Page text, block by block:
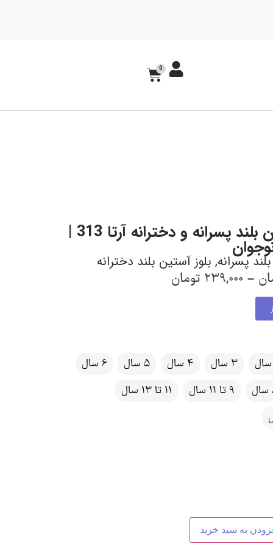
0
بلوز آستین بلند پسرانه و دخترانه آرتا 313 |
پسرانه, بلوز آستین بلند دخترانه
–
239,000 تومان
3 سال 4 سال 5 سال
6 سال
9 تا 11 سال 11 تا 13 سال
به سبد خرید